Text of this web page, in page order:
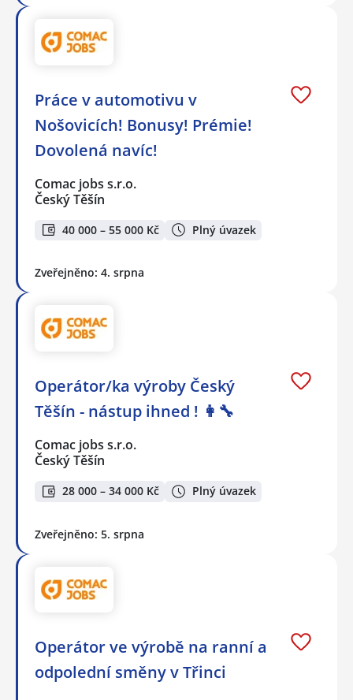
Práce v automotivu v
Nošovicích! Bonusy! Prémie!
Dovolená navíc!
Comac jobs s.r.o.
Český Těšín
40 000 – 55 000 Kč Plný úvazek
Zveřejněno: 4. srpna
Operátor/ka výroby Český
Těšín - nástup ihned ! 👩‍🔧
Comac jobs s.r.o.
Český Těšín
28 000 – 34 000 Kč Plný úvazek
Zveřejněno: 5. srpna
Operátor ve výrobě na ranní a
odpolední směny v Třinci